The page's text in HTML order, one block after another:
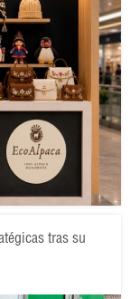
tras su